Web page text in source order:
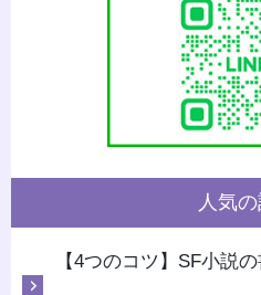
人気
【4つのコツ】SF小説